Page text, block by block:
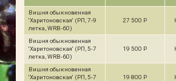
Вишня обыкновенная
'Харитоновская' (РП, 7-9
летка, WRB-60)
27 500 Р
Вишня обыкновенная
'Харитоновская' (РП, 5-7
летка, WRB-60)
19 500 Р
Вишня обыкновенная
'Харитоновская' (РП, 5-7
19 800 Р